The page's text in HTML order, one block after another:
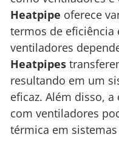
Heatpipe oferece
termos de eficiência
ventiladores
Heatpipes
resultando em um
eficaz. Além disso,
com ventiladores
térmica em